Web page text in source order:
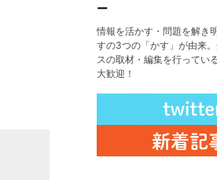
ー
情報を活かす・問題を解き
すの3つの「かす」が由来
スの取材・編集を行ってい
大歓迎！